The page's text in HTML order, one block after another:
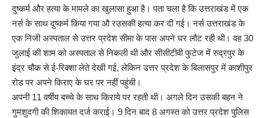
दुष्कर्म और हत्या के मामले का खुलासा हुआ है। पता चला है कि उत्तराखंड में एक
नर्स के साथ दुष्कर्म किया गया औ रउसकी हत्या कर दी गई। नर्स उत्तराखंड के
एक निजी अस्पताल से उत्तर प्रदेश सीमा के पास अपने घर लौट रही थी। वह 30
जुलाई की शाम को अस्पताल से निकली थी और सीसीटीवी फुटेज में रुद्रपुर के
इंद्र चौक से ई-रिक्शा लेते देखी गई, लेकिन उत्तर प्रदेश के बिलासपुर में काशीपुर
रोड पर अपने किराए के घर पर नहीं पहुंची।
अपनी 11 वर्षीय बच्चे के साथ किराये पर रहती थी। अगले दिन उसकी बहन ने
गुमशुदगी की शिकायत दर्ज कराई। 9 दिन बाद 8 अगस्त को उत्तर प्रदेश पुलिस